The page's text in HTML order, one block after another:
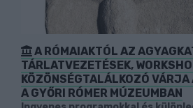
A RÓMAIAKTÓL AZ
TÁRLATVEZETÉSEK,
KÖZÖNSÉGTALÁLKOZÓ VÁRJA
A GYŐRI RÓMER MÚZEUMBAN